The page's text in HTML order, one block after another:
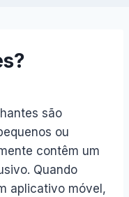
são
ou
contêm um
Quando
aplicativo móvel,